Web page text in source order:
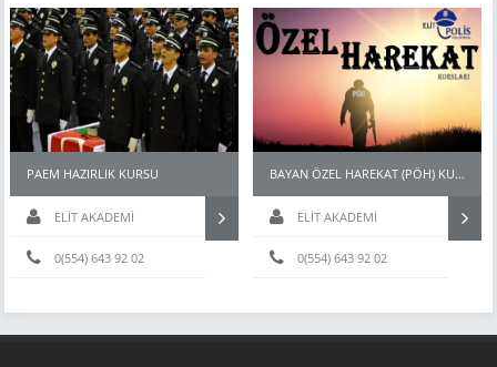
PAEM HAZIRLIK KURSU
ELİT AKADEMİ
0(554) 643 92 02
BAYAN ÖZEL HAREKAT (PÖH) KURSLARI
ELİT AKADEMİ
0(554) 643 92 02